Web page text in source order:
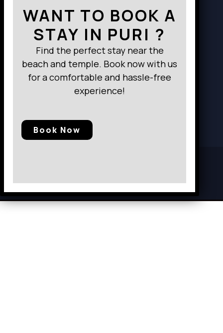
WANT TO BOOK A
STAY IN PURI ?
Find the perfect stay near the
beach and temple. Book now with us
for a comfortable and hassle-free
experience!
Book Now